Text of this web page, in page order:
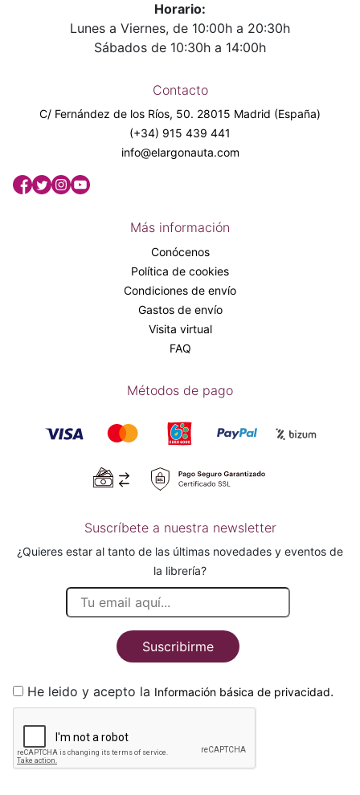
Horario:
Lunes a Viernes, de 10:00h a 20:30h
Sábados de 10:30h a 14:00h
Contacto
C/ Fernández de los Ríos, 50. 28015 Madrid (España)
(+34) 915 439 441
info@elargonauta.com
Más información
Conócenos
Política de cookies
Condiciones de envío
Gastos de envío
Visita virtual
FAQ
Métodos de pago
Suscríbete a nuestra newsletter
¿Quieres estar al tanto de las últimas novedades y eventos de
la librería?
Suscribirme
He leido y acepto la Información básica de privacidad.